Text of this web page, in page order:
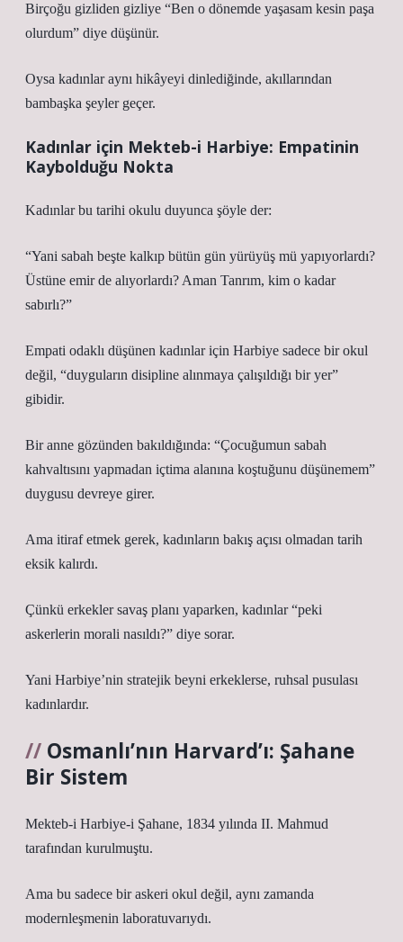
Birçoğu gizliden gizliye “Ben o dönemde yaşasam kesin paşa
olurdum” diye düşünür.
Oysa kadınlar aynı hikâyeyi dinlediğinde, akıllarından
bambaşka şeyler geçer.
Kadınlar için Mekteb-i Harbiye: Empatinin
Kaybolduğu Nokta
Kadınlar bu tarihi okulu duyunca şöyle der:
“Yani sabah beşte kalkıp bütün gün yürüyüş mü yapıyorlardı?
Üstüne emir de alıyorlardı? Aman Tanrım, kim o kadar
sabırlı?”
Empati odaklı düşünen kadınlar için Harbiye sadece bir okul
değil, “duyguların disipline alınmaya çalışıldığı bir yer”
gibidir.
Bir anne gözünden bakıldığında: “Çocuğumun sabah
kahvaltısını yapmadan içtima alanına koştuğunu düşünemem”
duygusu devreye girer.
Ama itiraf etmek gerek, kadınların bakış açısı olmadan tarih
eksik kalırdı.
Çünkü erkekler savaş planı yaparken, kadınlar “peki
askerlerin morali nasıldı?” diye sorar.
Yani Harbiye’nin stratejik beyni erkeklerse, ruhsal pusulası
kadınlardır.
Osmanlı’nın Harvard’ı: Şahane
Bir Sistem
Mekteb-i Harbiye-i Şahane, 1834 yılında II. Mahmud
tarafından kurulmuştu.
Ama bu sadece bir askeri okul değil, aynı zamanda
modernleşmenin laboratuvarıydı.